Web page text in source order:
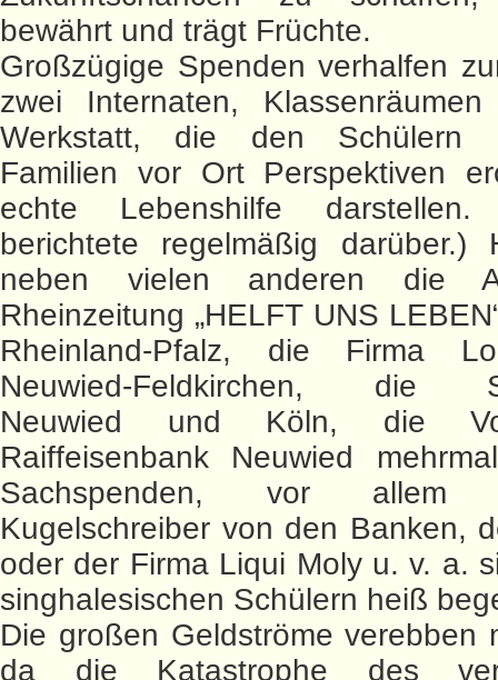
bewährt und trägt Früchte.
Großzügige Spenden verhalfen
zwei Internaten,
Werkstatt, die den Schülern
Familien vor Ort Perspektiven
echte Lebenshilfe
berichtete regelmäßig darüber.)
neben vielen anderen die
Rheinzeitung „HELFT UNS
Rheinland-Pfalz, die Firma
Neuwied-Feldkirchen, die
Neuwied und Köln, die
Raiffeisenbank Neuwied
Sachspenden, vor allem
Kugelschreiber von den Banken,
oder der Firma Liqui Moly u. v. a.
singhalesischen Schülern heiß
Die großen Geldströme verebben
da die Katastrophe des